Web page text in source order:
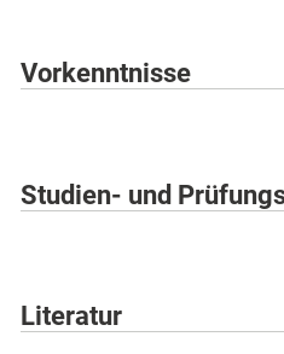
Vorkenntnisse
Studien- und
Literatur